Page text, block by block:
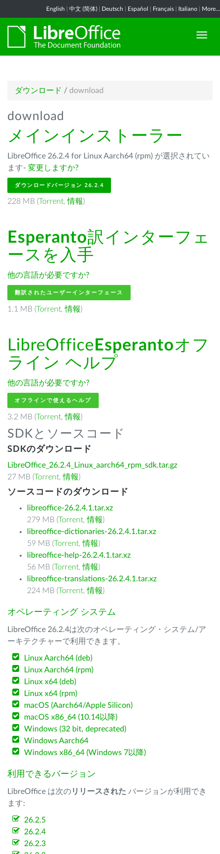
English 中文 (简体) Deutsch Español Français Italiano More...
ダウンロード / download
download
メインインストーラー
LibreOffice 26.2.4 for Linux Aarch64 (rpm) が選択されてい
ます- 変更しますか?
ダウンロードバージョン 26.2.4
228 MB (Torrent,情報)
Esperanto訳インターフェ
ースを入手
他の言語が必要ですか?
翻訳されたユーザーインターフェース
1.1 MB (Torrent,情報)
LibreOffice Esperantoオフ
ライン ヘルプ
他の言語が必要ですか?
オフラインで使えるヘルプ
3.2 MB (Torrent,情報)
SDKとソースコード
SDKのダウンロード
LibreOffice_26.2.4_Linux_aarch64_rpm_sdk.tar.gz
27 MB (Torrent,情報)
ソースコードのダウンロード
libreoffice-26.2.4.1.tar.xz
279 MB (Torrent,情報)
libreoffice-dictionaries-26.2.4.1.tar.xz
59 MB (Torrent,情報)
libreoffice-help-26.2.4.1.tar.xz
56 MB (Torrent,情報)
libreoffice-translations-26.2.4.1.tar.xz
224 MB (Torrent,情報)
オペレーティング システム
LibreOffice 26.2.4は次のオペレーティング・システム/ア
ーキテクチャーで利用できます。
Linux Aarch64 (deb)
Linux Aarch64 (rpm)
Linux x64 (deb)
Linux x64 (rpm)
macOS (Aarch64/Apple Silicon)
macOS x86_64 (10.14以降)
Windows (32 bit, deprecated)
Windows Aarch64
Windows x86_64 (Windows 7以降)
利用できるバージョン
LibreOffice は次のリリースされた バージョンが利用でき
ます:
26.2.5
26.2.4
26.2.3